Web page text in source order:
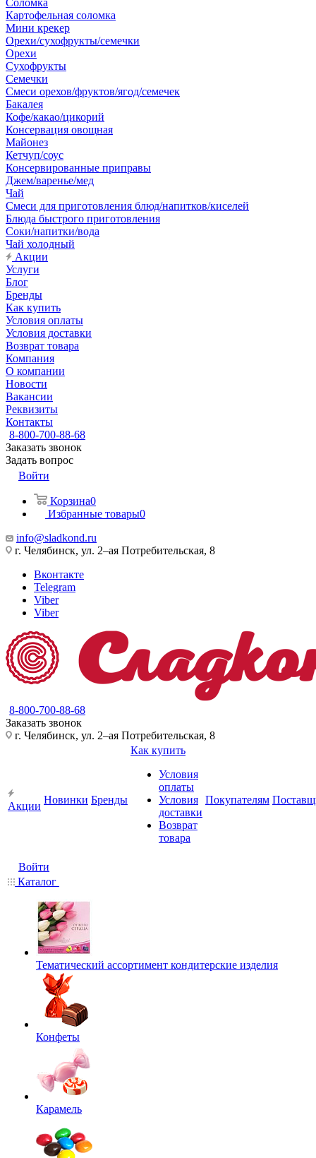
Соломка
Картофельная соломка
Мини крекер
Орехи/сухофрукты/семечки
Орехи
Сухофрукты
Семечки
Смеси орехов/фруктов/ягод/семечек
Бакалея
Кофе/какао/цикорий
Консервация овощная
Майонез
Кетчуп/соус
Консервированные приправы
Джем/варенье/мед
Чай
Смеси для приготовления блюд/напитков/киселей
Блюда быстрого приготовления
Соки/напитки/вода
Чай холодный
Акции
Услуги
Блог
Бренды
Как купить
Условия оплаты
Условия доставки
Возврат товара
Компания
О компании
Новости
Вакансии
Реквизиты
Контакты
8-800-700-88-68
Заказать звонок
Задать вопрос
Войти
Корзина0
Избранные товары0
info@sladkond.ru
г. Челябинск, ул. 2–ая Потребительская, 8
Вконтакте
Telegram
Viber
Viber
8-800-700-88-68
Заказать звонок
г. Челябинск, ул. 2–ая Потребительская, 8
Акции
Новинки Бренды
Как купить
Условия
оплаты
Условия
доставки
Возврат
товара
Покупателям
Войти
Каталог
Тематический ассортимент кондитерские изделия
Конфеты
Карамель